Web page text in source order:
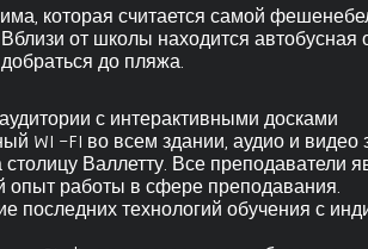
которая считается самой
от школы находится автобусная
до пляжа.
с интерактивными досками
WI -FI во всем здании, аудио и видео
Валлетту. Все преподаватели
опыт работы в сфере преподавания.
последних технологий обучения с